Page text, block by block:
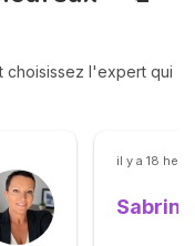
choisissez l'expert qui
il y a 18